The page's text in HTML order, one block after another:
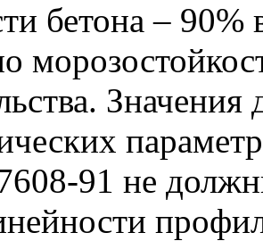
бетона – 90%
91 не